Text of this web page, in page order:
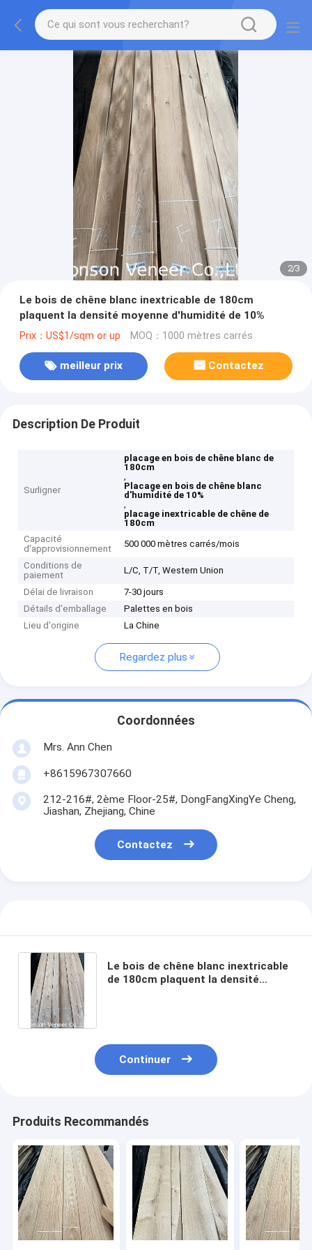
2/3
Le bois de chêne blanc inextricable de 180cm
plaquent la densité moyenne d'humidité de 10%
Prix：US$1/sqm or up MOQ：1000 mètres carrés
meilleur prix Contactez
Description De Produit
Surligner
placage en bois de chêne blanc de
180cm
,
Placage en bois de chêne blanc
d'humidité de 10%
,
placage inextricable de chêne de
180cm
Capacité
d'approvisionnement
500 000 mètres carrés/mois
Conditions de
paiement
L/C, T/T, Western Union
Délai de livraison
7-30 jours
Détails d'emballage
Palettes en bois
Lieu d'origine
La Chine
Regardez plus
Coordonnées
Mrs. Ann Chen
+8615967307660
212-216#, 2ème Floor-25#, DongFangXingYe Cheng,
Jiashan, Zhejiang, Chine
Contactez
Le bois de chêne blanc inextricable
de 180cm plaquent la densité
Continuer
Produits Recommandés